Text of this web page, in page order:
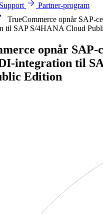
Support Partner-program
TrueCommerce opnår SAP-
til SAP S/4HANA Cloud
opnår
integration til
Edition